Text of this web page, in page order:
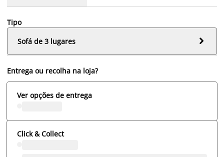
Tipo
Sofá de 3 lugares

Entrega ou recolha na loja?
Ver opções de entrega
Click & Collect